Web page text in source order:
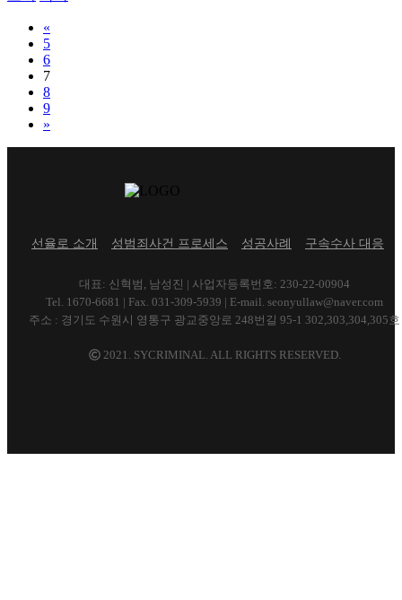
«
5
6
7
8
9
»
선율로 소개 성범죄사건 프로세스 성공사례 구속수사 대응
대표: 신혁범, 남성진 | 사업자등록번호: 230-22-00904
Tel. 1670-6681 | Fax. 031-309-5939 | E-mail. seonyullaw@naver.com
주소 : 경기도 수원시 영통구 광교중앙로 248번길 95-1 302,303,304,305호
2021. SYCRIMINAL. ALL RIGHTS RESERVED.